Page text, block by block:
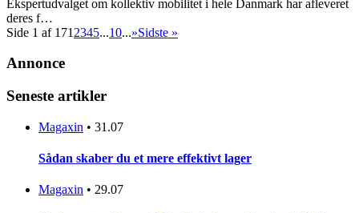
Ekspertudvalget om kollektiv mobilitet i hele Danmark har afleveret
deres f…
Side 1 af 171 2345...10...»Sidste »
Annonce
Seneste artikler
Magaxin • 31.07
Sådan skaber du et mere effektivt lager
Magaxin • 29.07